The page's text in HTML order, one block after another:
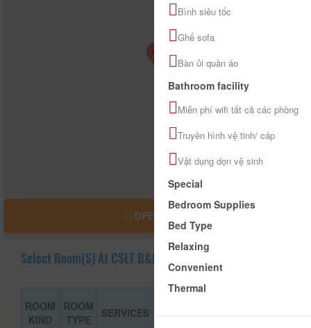
OPEN MAP
Select Room(s) At CSLT B&P Home
ROOM
KIND
ROOM
TYPE
SERVICES
Bình siêu tốc
Ghế sofa
Bàn ủi quần áo
Bathroom facility
Miễn phí wifi tất cả các phòng
Truyền hình vệ tinh/ cáp
Vật dụng dọn vệ sinh
Special
Bedroom Supplies
Bed Type
Relaxing
Convenient
Thermal